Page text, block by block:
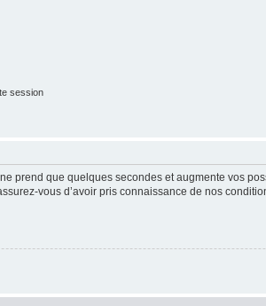
session
prend que quelques secondes et augmente vos
vous d’avoir pris connaissance de nos